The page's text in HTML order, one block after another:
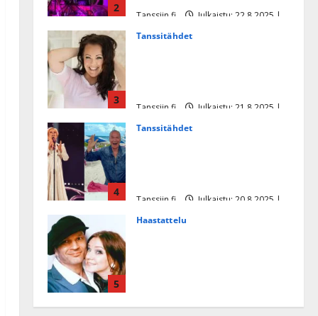
2
Tanssiin.fi
Julkaistu: 22.8.2025 |
3
Tanssitähdet
Tanssiin.fi
Julkaistu: 21.8.2025 |
4
Tanssitähdet
Tanssiin.fi
Julkaistu: 20.8.2025 |
5
Haastattelu
Tanssiin.fi
Julkaistu: 27.4.2025 |